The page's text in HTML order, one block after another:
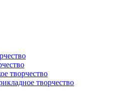
творчество
творчество